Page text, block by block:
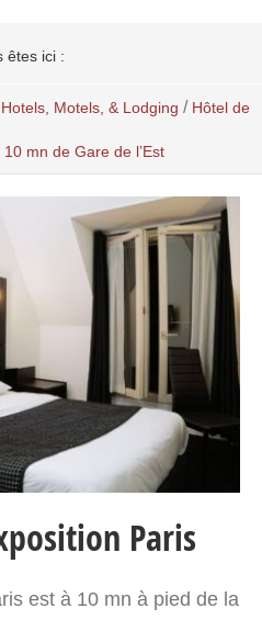
êtes ici :
Hotels, Motels, & Lodging / Hôtel de
10 mn de Gare de l’Est
Paris
est à 10 mn à pied de la